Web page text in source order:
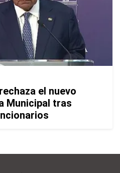
el nuevo
Municipal tras